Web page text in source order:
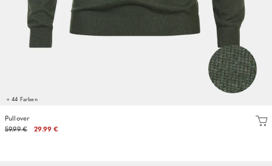
+ 44 Farben
Pullover
59.99 €
29.99 €